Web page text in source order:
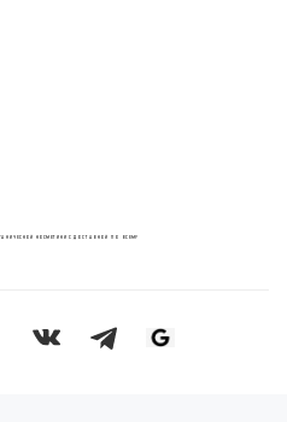
КОСМЕТИКИ С ДОСТАВКОЙ ПО ВСЕМУ